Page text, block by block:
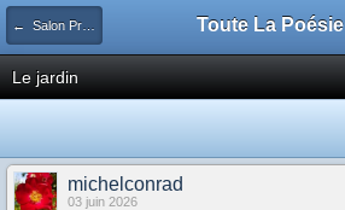
← Salon Principal Toute La Poésie
Le jardin
michelconrad
03 juin 2026